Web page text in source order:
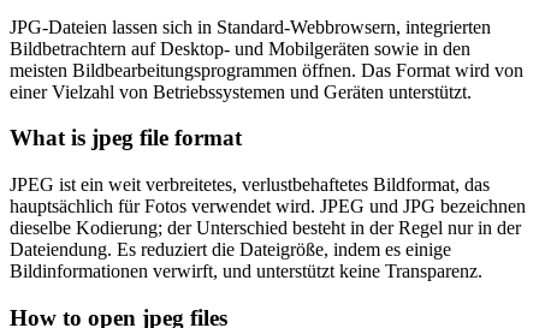
JPG-Dateien lassen sich in Standard-Webbrowsern, integrierten
Bildbetrachtern auf Desktop- und Mobilgeräten sowie in den
meisten Bildbearbeitungsprogrammen öffnen. Das Format wird von
einer Vielzahl von Betriebssystemen und Geräten unterstützt.
What is jpeg file format
JPEG ist ein weit verbreitetes, verlustbehaftetes Bildformat, das
hauptsächlich für Fotos verwendet wird. JPEG und JPG bezeichnen
dieselbe Kodierung; der Unterschied besteht in der Regel nur in der
Dateiendung. Es reduziert die Dateigröße, indem es einige
Bildinformationen verwirft, und unterstützt keine Transparenz.
How to open jpeg files